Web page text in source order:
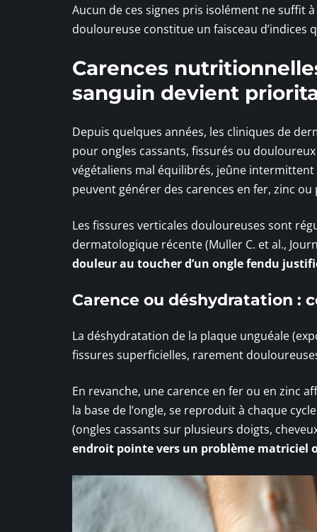
Aucun de ces signes pris isolément ne suffit
douloureuse constitue un faisceau
Carences
sanguin devient
Depuis quelques années, les cliniques de
pour ongles cassants, fissurés ou
végétaliens mal équilibrés, jeûne
peuvent générer des carences en fer, zinc
Les fissures verticales douloureuses sont
dermatologique récente (Muller C. et al.,
douleur au toucher d’un ongle fendu
Carence ou déshydratation :
La déshydratation de la plaque unguéale
fissures superficielles, rarement
En revanche, une carence en fer ou en zinc
la base de l’ongle, se reproduit à chaque
(ongles cassants sur plusieurs doigts,
endroit pointe vers un problème matriciel